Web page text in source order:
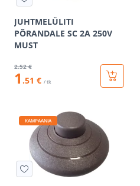
JUHTMELÜLITI
PÕRANDALE SC 2A 250V
MUST
2.52 €
1 .51 € / tk
KAMPAANIA